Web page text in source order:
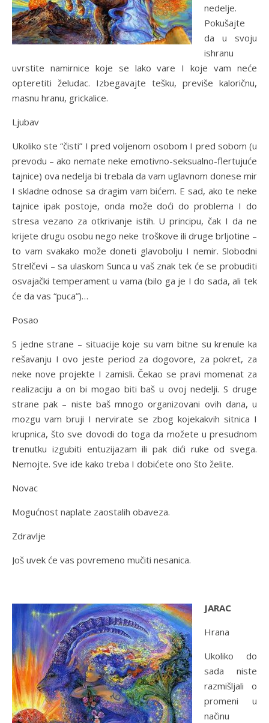
nedelje.
Pokušajte
da u svoju
ishranu
uvrstite namirnice koje se lako vare I koje vam neće
opteretiti želudac. Izbegavajte tešku, previše kaloričnu,
masnu hranu, grickalice.
Ljubav
Ukoliko ste “čisti” I pred voljenom osobom I pred sobom (u
prevodu – ako nemate neke emotivno-seksualno-flertujuće
tajnice) ova nedelja bi trebala da vam uglavnom donese mir
I skladne odnose sa dragim vam bićem. E sad, ako te neke
tajnice ipak postoje, onda može doći do problema I do
stresa vezano za otkrivanje istih. U principu, čak I da ne
krijete drugu osobu nego neke troškove ili druge brljotine –
to vam svakako može doneti glavobolju I nemir. Slobodni
Strelčevi – sa ulaskom Sunca u vaš znak tek će se probuditi
osvajački temperament u vama (bilo ga je I do sada, ali tek
će da vas “puca”)…
Posao
S jedne strane – situacije koje su vam bitne su krenule ka
rešavanju I ovo jeste period za dogovore, za pokret, za
neke nove projekte I zamisli. Čekao se pravi momenat za
realizaciju a on bi mogao biti baš u ovoj nedelji. S druge
strane pak – niste baš mnogo organizovani ovih dana, u
mozgu vam bruji I nervirate se zbog kojekakvih sitnica I
krupnica, što sve dovodi do toga da možete u presudnom
trenutku izgubiti entuzijazam ili pak dići ruke od svega.
Nemojte. Sve ide kako treba I dobićete ono što želite.
Novac
Mogućnost naplate zaostalih obaveza.
Zdravlje
Još uvek će vas povremeno mučiti nesanica.
JARAC
Hrana
Ukoliko do
sada niste
razmišljali o
promeni u
načinu